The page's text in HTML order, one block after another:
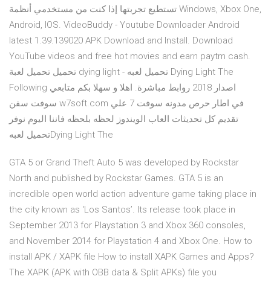
تستطيع تجربتها إذا كنت من مستخدمي أنظمة Windows, Xbox One,
Android, IOS. VideoBuddy - Youtube Downloader Android
latest 1.39.139020 APK Download and Install. Download
YouTube videos and free hot movies and earn paytm cash.
تحميل تحميل لعبة dying light - تحميل لعبه Dying Light The
Following اصدار 2018 روابط مباشرة. اهلا و سهلا بكم متابعي
سوفت سفن w7soft.com في اطار حرص مدونه سوفت 7 علي
تقديم كل تحديثات العاب الويندوز لحظه بلحظه فاننا اليوم نوفر
تحميل لعبهDying Light The
GTA 5 or Grand Theft Auto 5 was developed by Rockstar
North and published by Rockstar Games. GTA 5 is an
incredible open world action adventure game taking place in
the city known as ‘Los Santos’. Its release took place in
September 2013 for Playstation 3 and Xbox 360 consoles,
and November 2014 for Playstation 4 and Xbox One. How to
install APK / XAPK file How to install XAPK Games and Apps?
The XAPK (APK with OBB data & Split APKs) file you